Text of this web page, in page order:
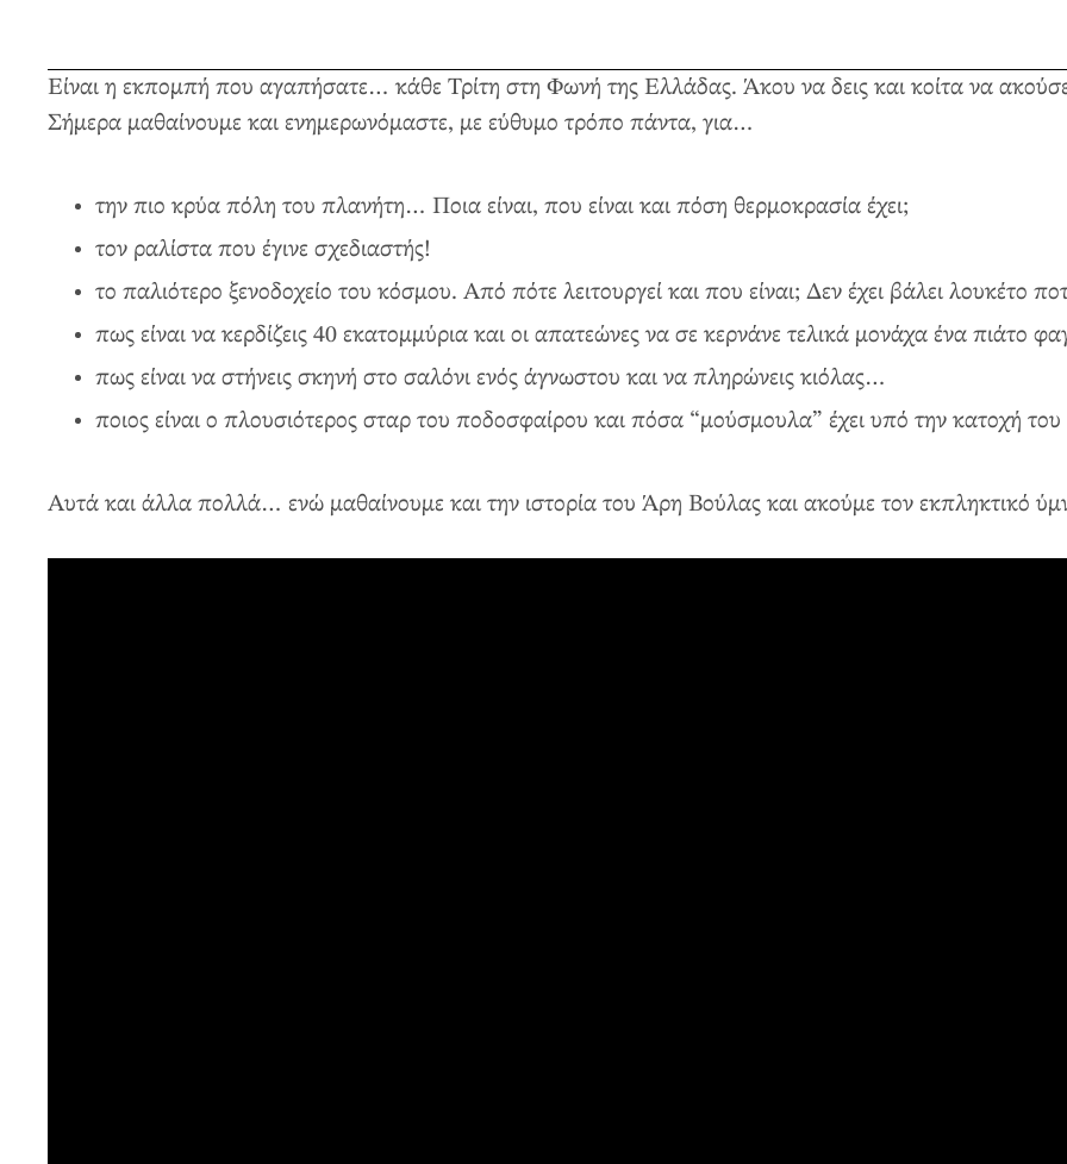
Είναι η εκπομπή που αγαπήσατε… κάθε Τρίτη στη Φωνή της Ελλάδας. Άκου να δεις και κοίτα να
Σήμερα μαθαίνουμε και ενημερωνόμαστε, με εύθυμο τρόπο πάντα, για…
την πιο κρύα πόλη του πλανήτη… Ποια είναι, που είναι και πόση θερμοκρασία έχει;
τον ραλίστα που έγινε σχεδιαστής!
το παλιότερο ξενοδοχείο του κόσμου. Από πότε λειτουργεί και που είναι; Δεν έχει βάλει λουκέτο
πως είναι να κερδίζεις 40 εκατομμύρια και οι απατεώνες να σε κερνάνε τελικά μονάχα ένα πιάτο
πως είναι να στήνεις σκηνή στο σαλόνι ενός άγνωστου και να πληρώνεις κιόλας…
ποιος είναι ο πλουσιότερος σταρ του ποδοσφαίρου και πόσα “μούσμουλα” έχει υπό την κατοχή του
Αυτά και άλλα πολλά… ενώ μαθαίνουμε και την ιστορία του Άρη Βούλας και ακούμε τον εκπληκτικό